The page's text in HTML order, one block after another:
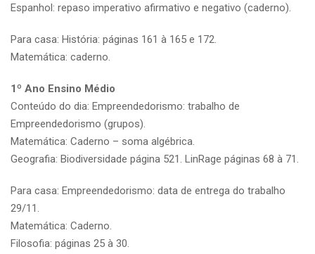
Espanhol: repaso imperativo afirmativo e negativo (caderno).
Para casa: História: páginas 161 à 165 e 172.
Matemática: caderno.
1º Ano Ensino Médio
Conteúdo do dia: Empreendedorismo: trabalho de
Empreendedorismo (grupos).
Matemática: Caderno – soma algébrica.
Geografia: Biodiversidade página 521. LinRage páginas 68 à 71.
Para casa: Empreendedorismo: data de entrega do trabalho
29/11.
Matemática: Caderno.
Filosofia: páginas 25 à 30.